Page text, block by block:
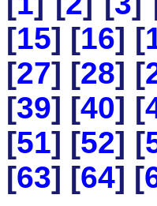
[15] [16] [
[27] [28] [
[39] [40] [
[51] [52] [
[63] [64] [